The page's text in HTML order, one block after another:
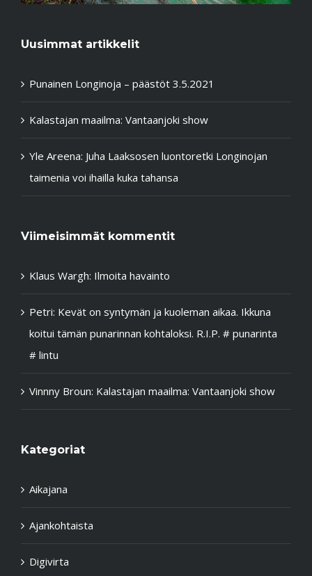
Uusimmat artikkelit
Punainen Longinoja – päästöt 3.5.2021
Kalastajan maailma: Vantaanjoki show
Yle Areena: Juha Laaksosen luontoretki Longinojan
taimenia voi ihailla kuka tahansa
Viimeisimmät kommentit
Klaus Wargh: Ilmoita havainto
Petri: Kevät on syntymän ja kuoleman aikaa. Ikkuna
koitui tämän punarinnan kohtaloksi. R.I.P. # punarinta
# lintu
Vinnny Broun: Kalastajan maailma: Vantaanjoki show
Kategoriat
Aikajana
Ajankohtaista
Digivirta